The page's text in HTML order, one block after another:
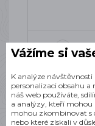
Vážíme si
K analýze
personalizaci obsahu
náš web používáte,
a analýzy, kteří
mohou zkombinovat s
nebo které získali v